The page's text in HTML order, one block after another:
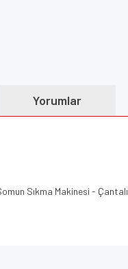
Yorumlar
Sıkma Makinesi - Çantalı